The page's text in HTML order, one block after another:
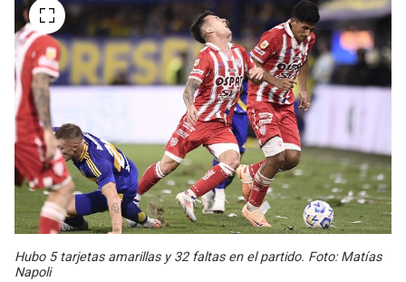
Hubo 5 tarjetas amarillas y 32 faltas en el partido. Foto: Matías
Napoli